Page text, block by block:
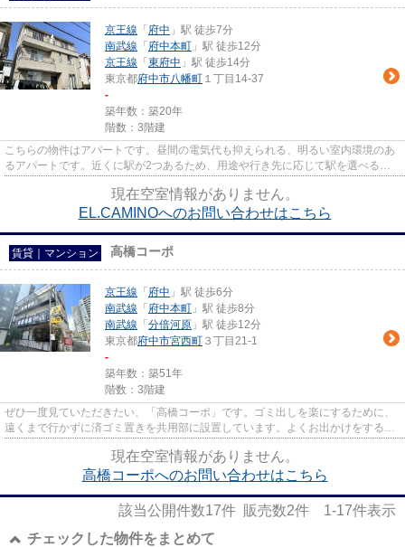
京王線 「 府中 」駅 徒歩7分
南武線 「 府中本町 」駅 徒歩12分
京王線 「 東府中 」駅 徒歩14分
東京都府中市八幡町 １丁目14-37
-
築年数：築20年
階数：3階建
こちらの物件はアパートです。昼間の電気代も抑えられる、明るい室内環境のあ
るアパートです。近くに駅が2つあるため、用途や行き先に応じて駅を選べる物
現在空室情報がありません。
EL.CAMINOへのお問い合わせはこちら
賃貸｜マンション 高橋コーポ
京王線 「 府中 」駅 徒歩6分
南武線 「 府中本町 」駅 徒歩8分
南武線 「 分倍河原 」駅 徒歩12分
東京都府中市宮西町 ３丁目21-1
-
築年数：築51年
階数：3階建
ぜひ一度見ていただきたい、「高橋コーポ」です。ゴミ出しを楽にするために、
遠くまで行かずに済ゴミ置きを共用部に設置しています。よくお出かけをする方
現在空室情報がありません。
高橋コーポへのお問い合わせはこちら
該当公開件数17件 販売数2件 1-17件表示
チェックした物件をまとめて